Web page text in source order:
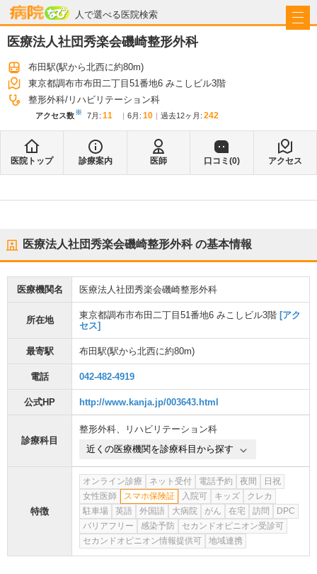
人で選べる医院検索
病院なび
医療法人社団秀楽会磯崎整形外科
布田駅(駅から北西に約80m)
東京都調布市布田二丁目51番地6 みこしビル3階
整形外科 リハビリテーション科
アクセス数※ 7月 : 11 6月 : 10 過去12ヶ月: 242
医院トップ 診療案内 医師 口コミ(0) アクセス
医療法人社団秀楽会磯崎整形外科の基本情報
医療機関名 医療法人社団秀楽会磯崎整形外科
所在地 東京都調布市布田二丁目51番地6 みこしビル3階 [アク
セス]
最寄駅 布田駅(駅から北西に約80m)
電話 042-482-4919
公式HP http://www.kanja.jp/003643.html
診療科目
整形外科、
リハビリテーション科
近くの医療機関を診療科目から探す
特徴
オンライン診療 ネット受付 電話予約 夜間
日祝
女性医師
スマホ保険証 入院可 キッズ
クレカ
駐車場
英語 外国語 大病院 がん 在宅 訪問
DPC
バリアフリー
感染予防
セカンドオピニオン受診可
セカンドオピニオン情報提供可
地域連携